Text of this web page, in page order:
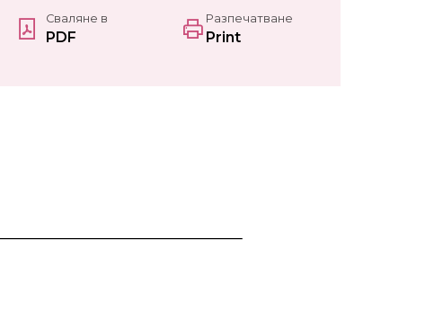
Сваляне в
PDF
Разпечатване
Print